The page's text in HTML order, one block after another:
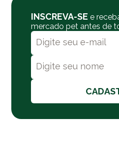
INSCREVA-SE e
mercado pet antes de